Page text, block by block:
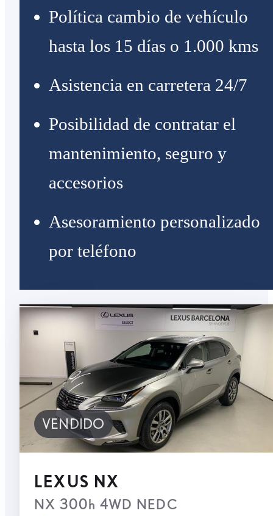
Política cambio de vehículo
hasta los 15 días o 1.000 kms
Asistencia en carretera 24/7
Posibilidad de contratar el
mantenimiento, seguro y
accesorios
Asesoramiento personalizado
por teléfono
VENDIDO
LEXUS NX
NX 300h 4WD NEDC